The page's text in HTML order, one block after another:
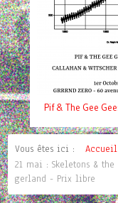
Pif& The Gee
Vous êtes ici : Accueil
21 mai : Skeletons &
gerland - Prix libre